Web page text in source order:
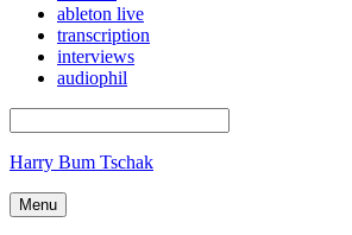
ableton live
transcription
interviews
audiophil
Harry Bum Tschak
Menu